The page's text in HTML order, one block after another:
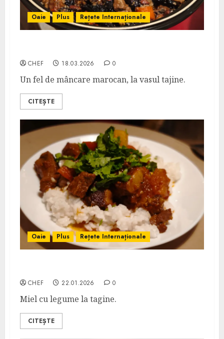
Oaie Plus Rețete Internaționale
CHEF 18.03.2026 0
Un fel de mâncare marocan, la vasul tajine.
CITEȘTE
Oaie Plus Rețete Internaționale
CHEF 22.01.2026 0
Miel cu legume la tagine.
CITEȘTE